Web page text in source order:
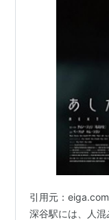
引用元：
深谷駅には、人混